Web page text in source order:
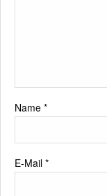
Name *
E-Mail *